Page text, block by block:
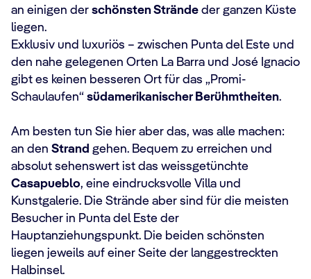
an einigen der schönsten Strände der ganzen Küste
liegen.
Exklusiv und luxuriös – zwischen Punta del Este und
den nahe gelegenen Orten La Barra und José Ignacio
gibt es keinen besseren Ort für das „Promi-
Schaulaufen“ südamerikanischer Berühmtheiten.
Am besten tun Sie hier aber das, was alle machen:
an den Strand gehen. Bequem zu erreichen und
absolut sehenswert ist das weissgetünchte
Casapueblo, eine eindrucksvolle Villa und
Kunstgalerie. Die Strände aber sind für die meisten
Besucher in Punta del Este der
Hauptanziehungspunkt. Die beiden schönsten
liegen jeweils auf einer Seite der langgestreckten
Halbinsel.